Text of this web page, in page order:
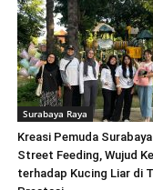
Surabaya Raya
Kreasi Pemuda
Street Feeding, Wujud
terhadap Kucing Liar di